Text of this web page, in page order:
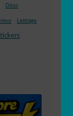
Déco
Lettrage